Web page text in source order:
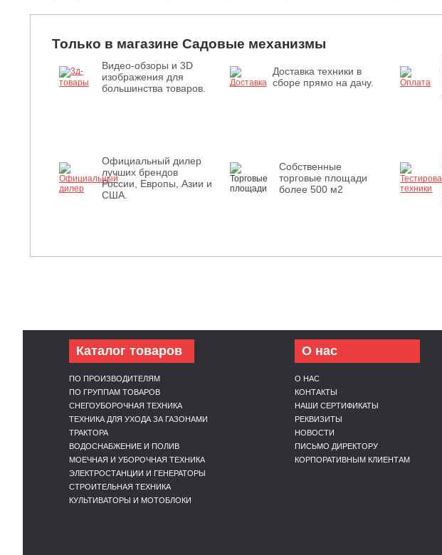
Только в магазине Садовые механизмы
Видео-обзоры и 3D
изображения для
большинства товаров.
Доставка техники в
сборе прямо на дачу.
Официальный дилер
лучших брендов
России, Европы, Азии и
США.
Собственные
торговые площади
более 500 м2
Каталог товаров
ПО ПРОИЗВОДИТЕЛЯМ
ПО ГРУППАМ ТОВАРОВ
СНЕГОУБОРОЧНАЯ ТЕХНИКА
ТЕХНИКА ДЛЯ УХОДА ЗА ГАЗОНАМИ
ТРАКТОРА
ВОДОСНАБЖЕНИЕ И ПОЛИВ
МОЕЧНАЯ И УБОРОЧНАЯ ТЕХНИКА
ЭЛЕКТРОСТАНЦИИ И ГЕНЕРАТОРЫ
СТРОИТЕЛЬНАЯ ТЕХНИКА
КУЛЬТИВАТОРЫ И МОТОБЛОКИ
О нас
О НАС
КОНТАКТЫ
НАШИ СЕРТИФИКАТЫ
РЕКВИЗИТЫ
НОВОСТИ
ПИСЬМО ДИРЕКТОРУ
КОРПОРАТИВНЫМ КЛИЕНТАМ